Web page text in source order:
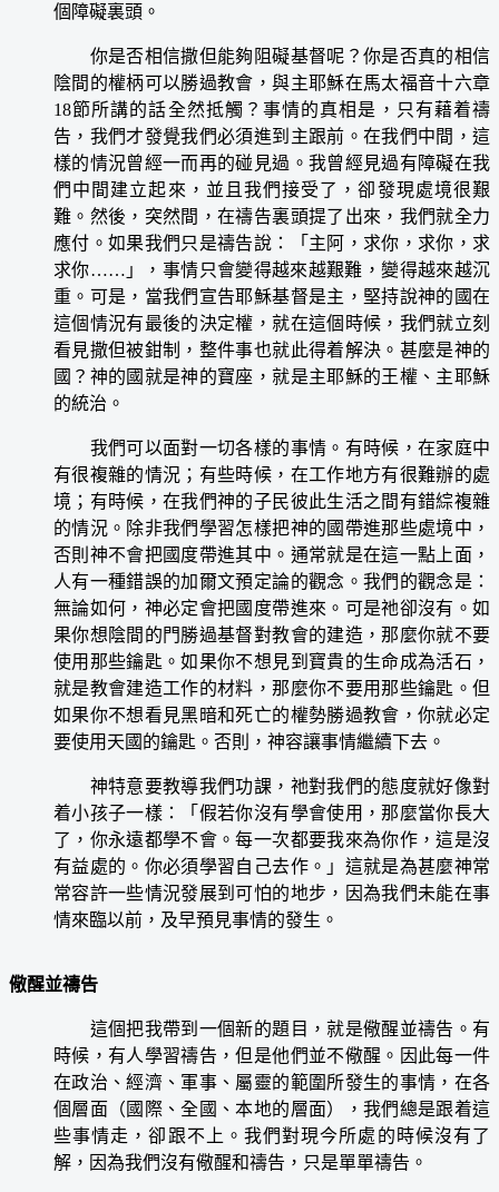
個障礙裏頭。
你是否相信撒但能夠阻礙基督呢？你是否真的相信
陰間的權柄可以勝過教會，與主耶穌在馬太福音十六章
18節所講的話全然抵觸？事情的真相是，只有藉着禱
告，我們才發覺我們必須進到主跟前。在我們中間，這
樣的情況曾經一而再的碰見過。我曾經見過有障礙在我
們中間建立起來，並且我們接受了，卻發現處境很艱
難。然後，突然間，在禱告裏頭提了出來，我們就全力
應付。如果我們只是禱告說：「主阿，求你，求你，求
求你……」，事情只會變得越來越艱難，變得越來越沉
重。可是，當我們宣告耶穌基督是主，堅持說神的國在
這個情況有最後的決定權，就在這個時候，我們就立刻
看見撒但被鉗制，整件事也就此得着解決。甚麼是神的
國？神的國就是神的寶座，就是主耶穌的王權、主耶穌
的統治。
我們可以面對一切各樣的事情。有時候，在家庭中
有很複雜的情況；有些時候，在工作地方有很難辦的處
境；有時候，在我們神的子民彼此生活之間有錯綜複雜
的情況。除非我們學習怎樣把神的國帶進那些處境中，
否則神不會把國度帶進其中。通常就是在這一點上面，
人有一種錯誤的加爾文預定論的觀念。我們的觀念是：
無論如何，神必定會把國度帶進來。可是祂卻沒有。如
果你想陰間的門勝過基督對教會的建造，那麼你就不要
使用那些鑰匙。如果你不想見到寶貴的生命成為活石，
就是教會建造工作的材料，那麼你不要用那些鑰匙。但
如果你不想看見黑暗和死亡的權勢勝過教會，你就必定
要使用天國的鑰匙。否則，神容讓事情繼續下去。
神特意要教導我們功課，祂對我們的態度就好像對
着小孩子一樣：「假若你沒有學會使用，那麼當你長大
了，你永遠都學不會。每一次都要我來為你作，這是沒
有益處的。你必須學習自己去作。」這就是為甚麼神常
常容許一些情況發展到可怕的地步，因為我們未能在事
情來臨以前，及早預見事情的發生。
儆醒並禱告
這個把我帶到一個新的題目，就是儆醒並禱告。有
時候，有人學習禱告，但是他們並不儆醒。因此每一件
在政治、經濟、軍事、屬靈的範圍所發生的事情，在各
個層面（國際、全國、本地的層面），我們總是跟着這
些事情走，卻跟不上。我們對現今所處的時候沒有了
解，因為我們沒有儆醒和禱告，只是單單禱告。